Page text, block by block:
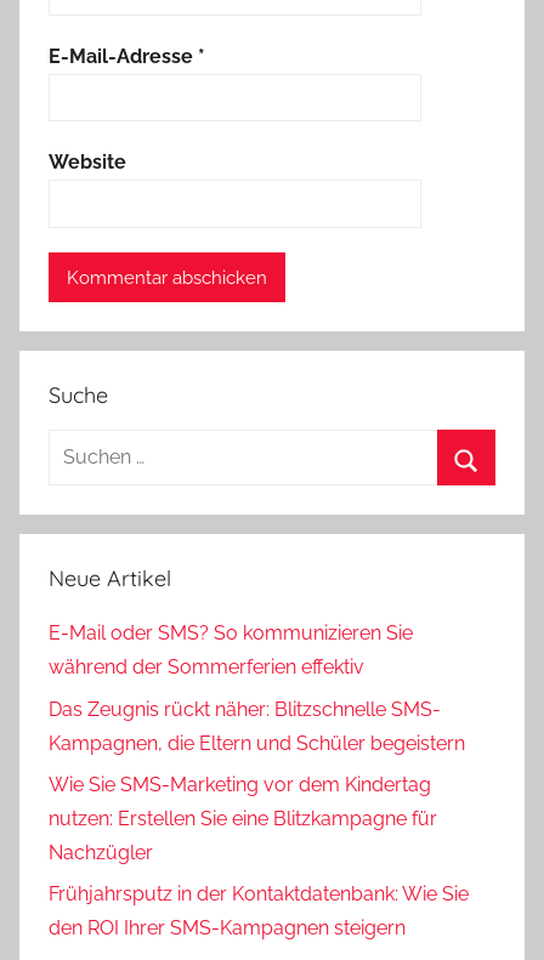
E-Mail-Adresse *
Website
Suche
Neue Artikel
E-Mail oder SMS? So kommunizieren Sie
während der Sommerferien effektiv
Das Zeugnis rückt näher: Blitzschnelle SMS-
Kampagnen, die Eltern und Schüler begeistern
Wie Sie SMS-Marketing vor dem Kindertag
nutzen: Erstellen Sie eine Blitzkampagne für
Nachzügler
Frühjahrsputz in der Kontaktdatenbank: Wie Sie
den ROI Ihrer SMS-Kampagnen steigern